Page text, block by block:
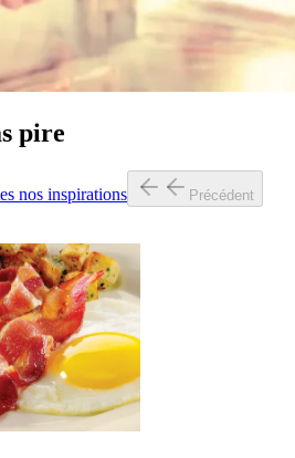
pire
nos inspirations Précédent